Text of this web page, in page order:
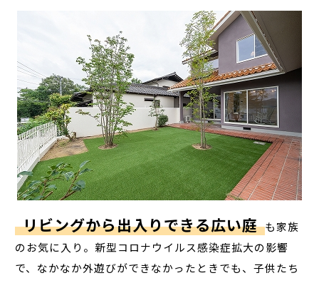
リビングから出入りできる広い庭 も家族
のお気に入り。新型コロナウイルス感染症拡大の影響
で、なかなか外遊びができなかったときでも、子供たち